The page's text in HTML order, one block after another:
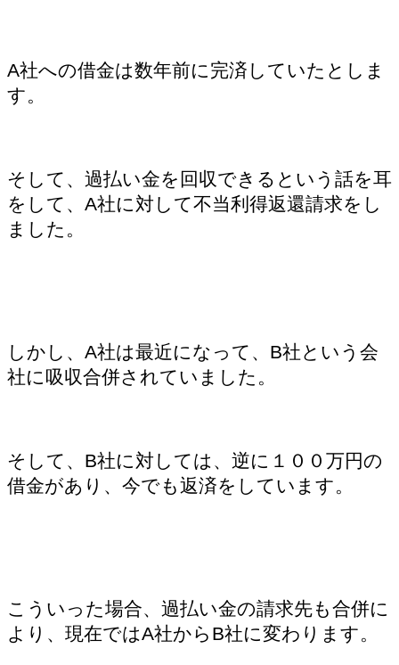
A社への借金は数年前に完済していたとしま
す。
そして、過払い金を回収できるという話を耳
をして、A社に対して不当利得返還請求をし
ました。
しかし、A社は最近になって、B社という会
社に吸収合併されていました。
そして、B社に対しては、逆に１００万円の
借金があり、今でも返済をしています。
こういった場合、過払い金の請求先も合併に
より、現在ではA社からB社に変わります。